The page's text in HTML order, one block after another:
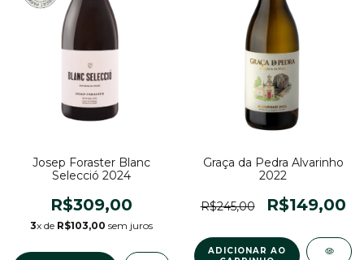
Josep Foraster Blanc
Selecció 2024
R$309,00
3x de R$103,00 sem juros
Graça da Pedra Alvarinho
2022
R$245,00 R$149,00